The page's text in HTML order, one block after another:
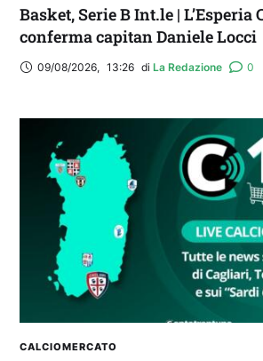
Basket, Serie B Int.le | L’Esperia
conferma capitan Daniele Locci
09/08/2026, 13:26 di La Redazione 0
CALCIOMERCATO